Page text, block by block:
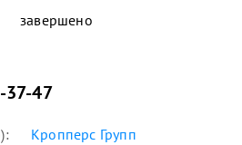
завершено
37-47
Кропперс Групп